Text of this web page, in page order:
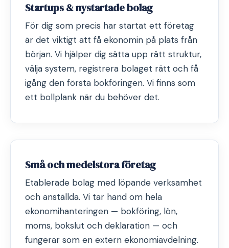
Startups & nystartade bolag
För dig som precis har startat ett företag
är det viktigt att få ekonomin på plats från
början. Vi hjälper dig sätta upp rätt struktur,
välja system, registrera bolaget rätt och få
igång den första bokföringen. Vi finns som
ett bollplank när du behöver det.
Små och medelstora företag
Etablerade bolag med löpande verksamhet
och anställda. Vi tar hand om hela
ekonomihanteringen — bokföring, lön,
moms, bokslut och deklaration — och
fungerar som en extern ekonomiavdelning.